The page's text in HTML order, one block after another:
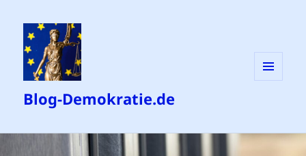
Blog-Demokratie.de